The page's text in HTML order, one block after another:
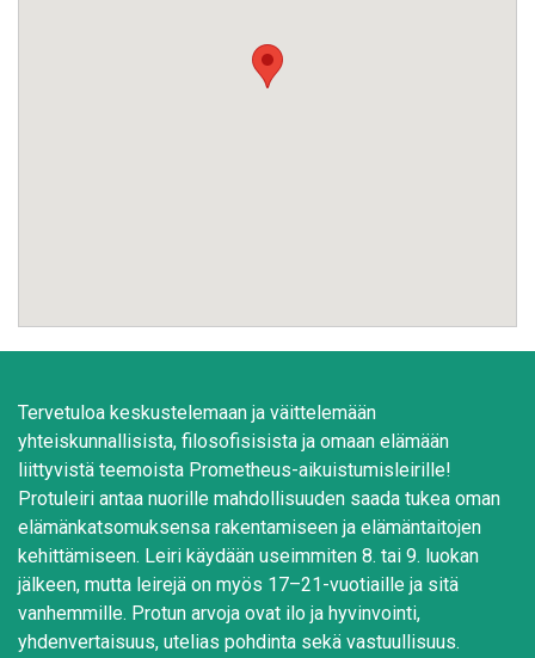
Tervetuloa keskustelemaan ja väittelemään
yhteiskunnallisista, filosofisisista ja omaan elämään
liittyvistä teemoista Prometheus-aikuistumisleirille!
Protuleiri antaa nuorille mahdollisuuden saada tukea oman
elämänkatsomuksensa rakentamiseen ja elämäntaitojen
kehittämiseen. Leiri käydään useimmiten 8. tai 9. luokan
jälkeen, mutta leirejä on myös 17–21-vuotiaille ja sitä
vanhemmille. Protun arvoja ovat ilo ja hyvinvointi,
yhdenvertaisuus, utelias pohdinta sekä vastuullisuus.